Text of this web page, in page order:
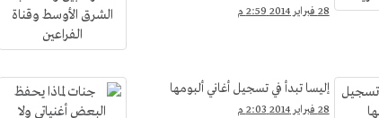
28 فبراير 2014 2:59 م
إليسا تبدأ في تسجيل أغاني ألبومها
28 فبراير 2014 2:03 م